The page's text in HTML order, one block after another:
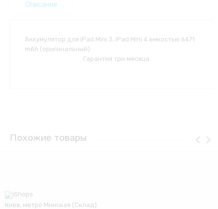
Описание
Аккумулятор для iPad Mini 3, iPad Mini 4 емкостью 6471
mAh (оригинальный)
Гарантия три месяца.
Похожие товары
Киев, метро Минская (Склад)